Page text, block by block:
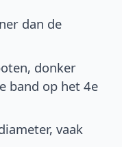
dan de
donker
band op het 4e
vaak